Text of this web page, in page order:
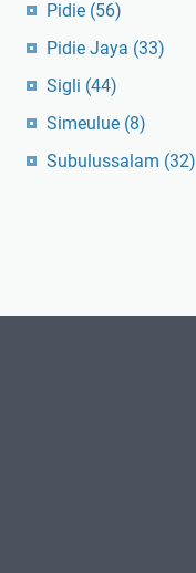
Pidie (56)
Pidie Jaya (33)
Sigli (44)
Simeulue (8)
Subulussalam (32)